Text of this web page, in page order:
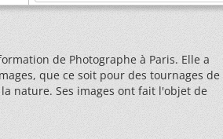
de Photographe à Paris. Elle a
que ce soit pour des tournages de
nature. Ses images ont fait l'objet de